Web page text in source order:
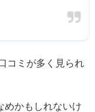
コミが多く見られ
めかもしれないけ